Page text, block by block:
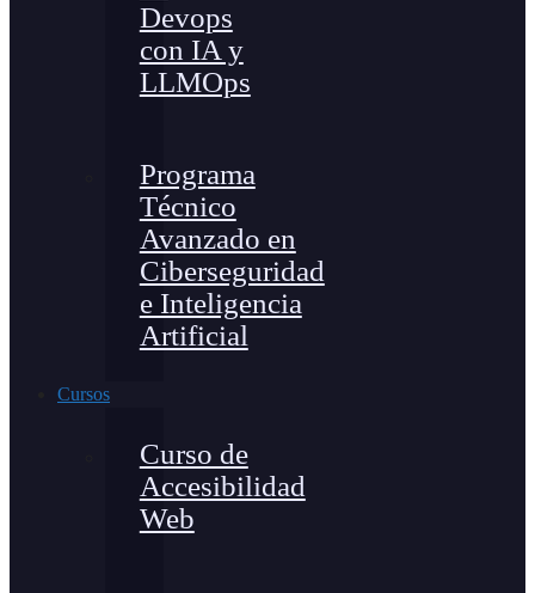
Devops
con IA y
LLMOps
Programa
Técnico
Avanzado en
Ciberseguridad
e Inteligencia
Artificial
Cursos
Curso de
Accesibilidad
Web